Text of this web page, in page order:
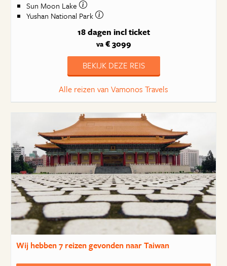
Sun Moon Lake
Yushan National Park
18 dagen incl ticket
va€ 3099
BEKIJK DEZE REIS
Alle reizen van Vamonos Travels
Wij hebben7 reizengevonden naar Taiwan